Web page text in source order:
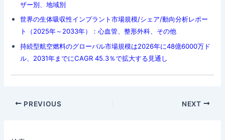
ザー別、地域別
世界の生体吸収性インプラント市場規模/シェア/動向分析レポー
ト（2025年～2033年）：心血管、整形外科、その他
持続型航空燃料のグローバル市場規模は2026年に48億6000万ド
ル、2031年までにCAGR 45.3％で拡大する見通し
Post
PREVIOUS NEXT